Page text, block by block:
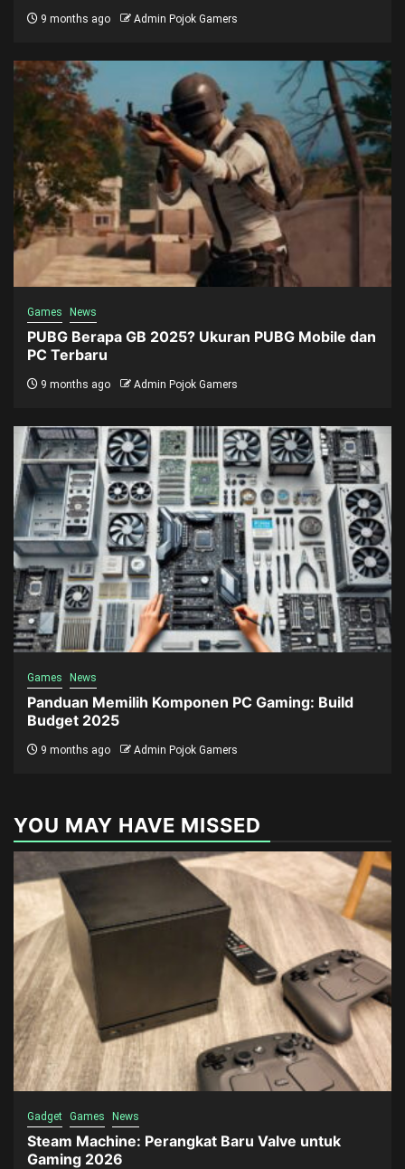
9 months ago Admin Pojok Gamers
Games News
PUBG Berapa GB 2025? Ukuran PUBG Mobile dan
PC Terbaru
9 months ago Admin Pojok Gamers
Games News
Panduan Memilih Komponen PC Gaming: Build
Budget 2025
9 months ago Admin Pojok Gamers
YOU MAY HAVE MISSED
Gadget Games News
Steam Machine: Perangkat Baru Valve untuk
Gaming 2026